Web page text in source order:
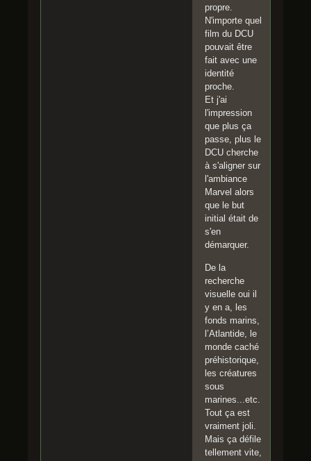
propre.
N'importe quel
film du DCU
pouvait être
fait avec une
identité
proche.
Et j'ai
l'impression
que plus ça
passe, plus le
DCU cherche
à s'aligner sur
l'ambiance
Marvel alors
que le but
initial était de
s'en
démarquer.
De la
recherche
visuelle oui il
y en a, les
fonds marins,
l’Atlantide, le
monde caché
préhistorique,
les créatures
sous
marines...etc.
Tout ça est
vraiment joli.
Mais ça défile
tellement vite,